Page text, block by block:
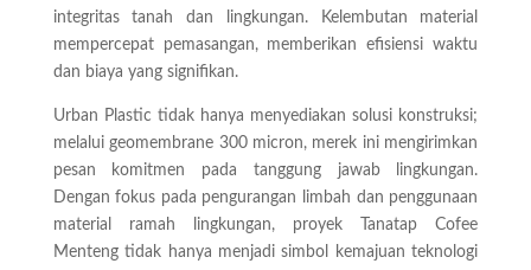
integritas tanah dan lingkungan. Kelembutan material
mempercepat pemasangan, memberikan efisiensi waktu
dan biaya yang signifikan.
Urban Plastic tidak hanya menyediakan solusi konstruksi;
melalui geomembrane 300 micron, merek ini mengirimkan
pesan komitmen pada tanggung jawab lingkungan.
Dengan fokus pada pengurangan limbah dan penggunaan
material ramah lingkungan, proyek Tanatap Cofee
Menteng tidak hanya menjadi simbol kemajuan teknologi